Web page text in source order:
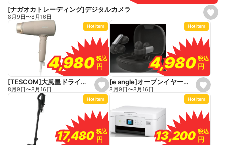
s
e
[ナガオカトレーディング]デジタルカメラ
8月9日〜8月16日
s
e
t
a
v
o
r
i
Hot Item
4,980
4,980税込
税込
円
円
[TESCOM]大風量ドライヤー
8月9日〜8月16日
s
e
t
a
v
o
r
i
Hot Item
4,980
4,980 税込
税込
円
円
[e angle]オープンイヤーワイヤレスイヤホン
8月9日〜8月16日
Hot Item
17,480
17,480 税込
税込
円
円
Hot Item
13,200
13,200 税込
税込
円
円